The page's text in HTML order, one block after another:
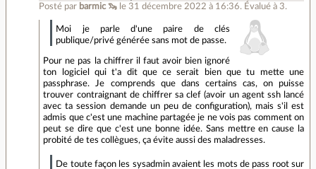
Posté par barmic 🦦 le 31 décembre 2022 à 16:36. Évalué à 3.
Moi je parle d'une paire de clés
publique/privé générée sans mot de passe.
Pour ne pas la chiffrer il faut avoir bien ignoré
ton logiciel qui t'a dit que ce serait bien que tu mette une
passphrase. Je comprends que dans certains cas, on puisse
trouver contraignant de chiffrer sa clef (avoir un agent ssh lancé
avec ta session demande un peu de configuration), mais s'il est
admis que c'est une machine partagée je ne vois pas comment on
peut se dire que c'est une bonne idée. Sans mettre en cause la
probité de tes collègues, ça évite aussi des maladresses.
De toute façon les sysadmin avaient les mots de pass root sur